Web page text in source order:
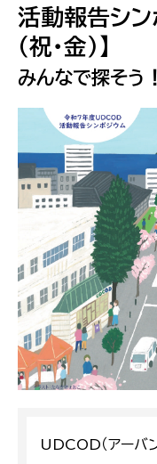
活動報告シ
（祝・金）】
みんなで探そう
UDCOD（アーバ